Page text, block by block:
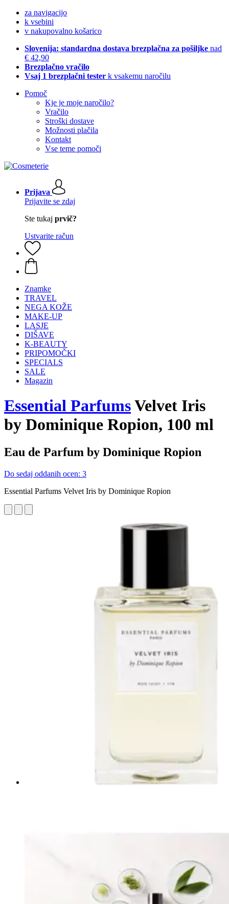
za navigacijo
k vsebini
v nakupovalno košarico
Slovenija: standardna dostava brezplačna za pošiljke nad
€ 42,90
Brezplačno vračilo
Vsaj 1 brezplačni tester k vsakemu naročilu
Pomoč
Kje je moje naročilo?
Vračilo
Stroški dostave
Možnosti plačila
Kontakt
Vse teme pomoči
Prijava
Prijavite se zdaj
Ste tukaj prvič?
Ustvarite račun
Znamke
TRAVEL
NEGA KOŽE
MAKE-UP
LASJE
DIŠAVE
K-BEAUTY
PRIPOMOČKI
SPECIALS
SALE
Magazin
Essential ParfumsVelvet Iris
by Dominique Ropion, 100 ml
Eau de Parfum by Dominique Ropion
Do sedaj oddanih ocen: 3
Essential Parfums Velvet Iris by Dominique Ropion